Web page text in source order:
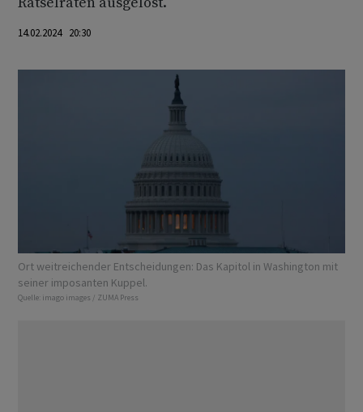
14.02.2024 20:30
Ort weitreichender Entscheidungen: Das Kapitol in Washington mit
seiner imposanten Kuppel.
Quelle: imago images / ZUMA Press